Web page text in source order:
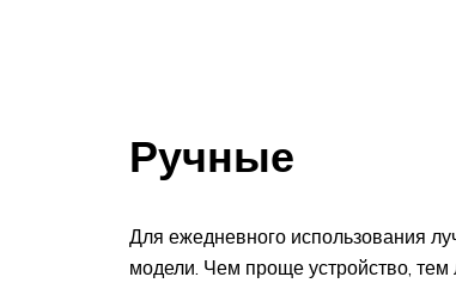
Ручные
Для ежедневного использования
модели. Чем проще устройство, тем